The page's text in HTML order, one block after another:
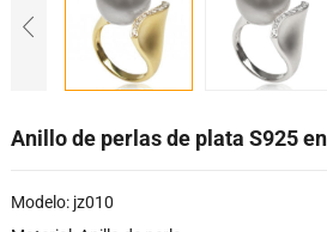
Anillo de perlas de plata S925
Modelo: jz010